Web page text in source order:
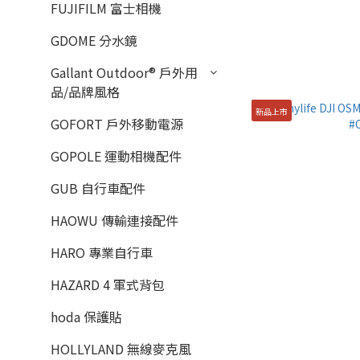
FUJIFILM 富士相機
GDOME 分水鏡
Gallant Outdoor®️ 戶外用
品/品牌風格
GOFORT 戶外移動電源
GOPOLE 運動相機配件
GUB 自行車配件
HAOWU 傳輸連接配件
HARO 專業自行車
HAZARD 4 軍式背包
hoda 保護貼
HOLLYLAND 無線麥克風
新品上市